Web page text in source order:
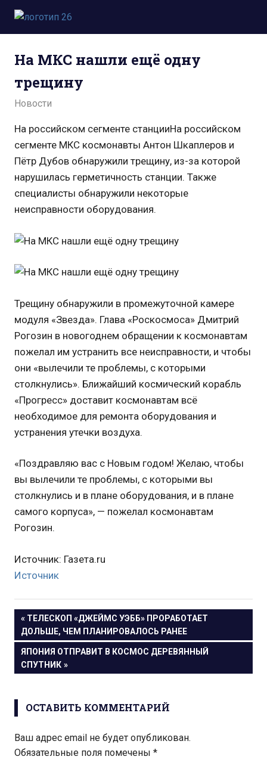
Пропустить
перейти
содержимому
космосе.
фото,
юмор,
знаний.
На МКС нашли ещё одну
трещину
01.01.2022
admin
Новости
На российском сегменте станцииНа российском
сегменте МКС космонавты Антон Шкаплеров и
Пётр Дубов обнаружили трещину, из-за которой
нарушилась герметичность станции. Также
специалисты обнаружили некоторые
неисправности оборудования.
Трещину обнаружили в промежуточной камере
модуля «Звезда». Глава «Роскосмоса» Дмитрий
Рогозин в новогоднем обращении к космонавтам
пожелал им устранить все неисправности, и чтобы
они «вылечили те проблемы, с которыми
столкнулись». Ближайший космический корабль
«Прогресс» доставит космонавтам всё
необходимое для ремонта оборудования и
устранения утечки воздуха.
«Поздравляю вас с Новым годом! Желаю, чтобы
вы вылечили те проблемы, с которыми вы
столкнулись и в плане оборудования, и в плане
самого корпуса», — пожелал космонавтам
Рогозин.
Источник: Газета.ru
Источник
Навигация
по
записям
ПРЕДЫДУЩАЯ
ЗАПИСЬ:
ТЕЛЕСКОП «ДЖЕЙМС УЭББ» ПРОРАБОТАЕТ
ДОЛЬШЕ, ЧЕМ ПЛАНИРОВАЛОСЬ РАНЕЕ
СЛЕДУЮЩАЯ
ЗАПИСЬ:
ЯПОНИЯ ОТПРАВИТ В КОСМОС ДЕРЕВЯННЫЙ
СПУТНИК
ОСТАВИТЬ КОММЕНТАРИЙ
Ваш адрес email не будет опубликован.
Обязательные поля помечены *